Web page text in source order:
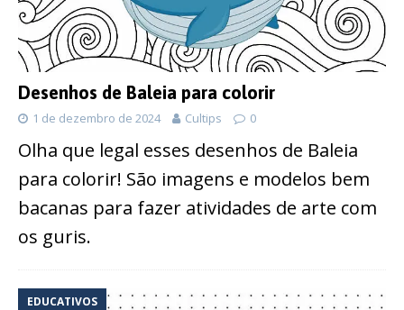
Desenhos de Baleia para colorir
1 de dezembro de 2024 Cultips 0
Olha que legal esses desenhos de Baleia
para colorir! São imagens e modelos bem
bacanas para fazer atividades de arte com
os guris.
EDUCATIVOS